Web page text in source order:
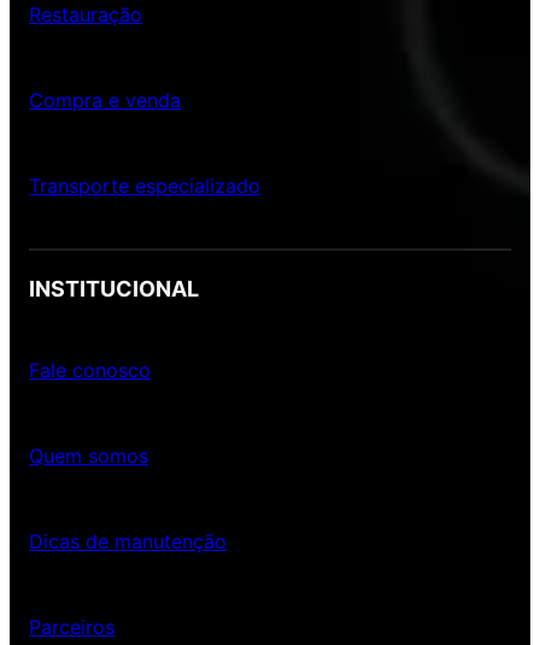
Restauração
Compra e venda
Transporte especializado
INSTITUCIONAL
Fale conosco
Quem somos
Dicas de manutenção
Parceiros